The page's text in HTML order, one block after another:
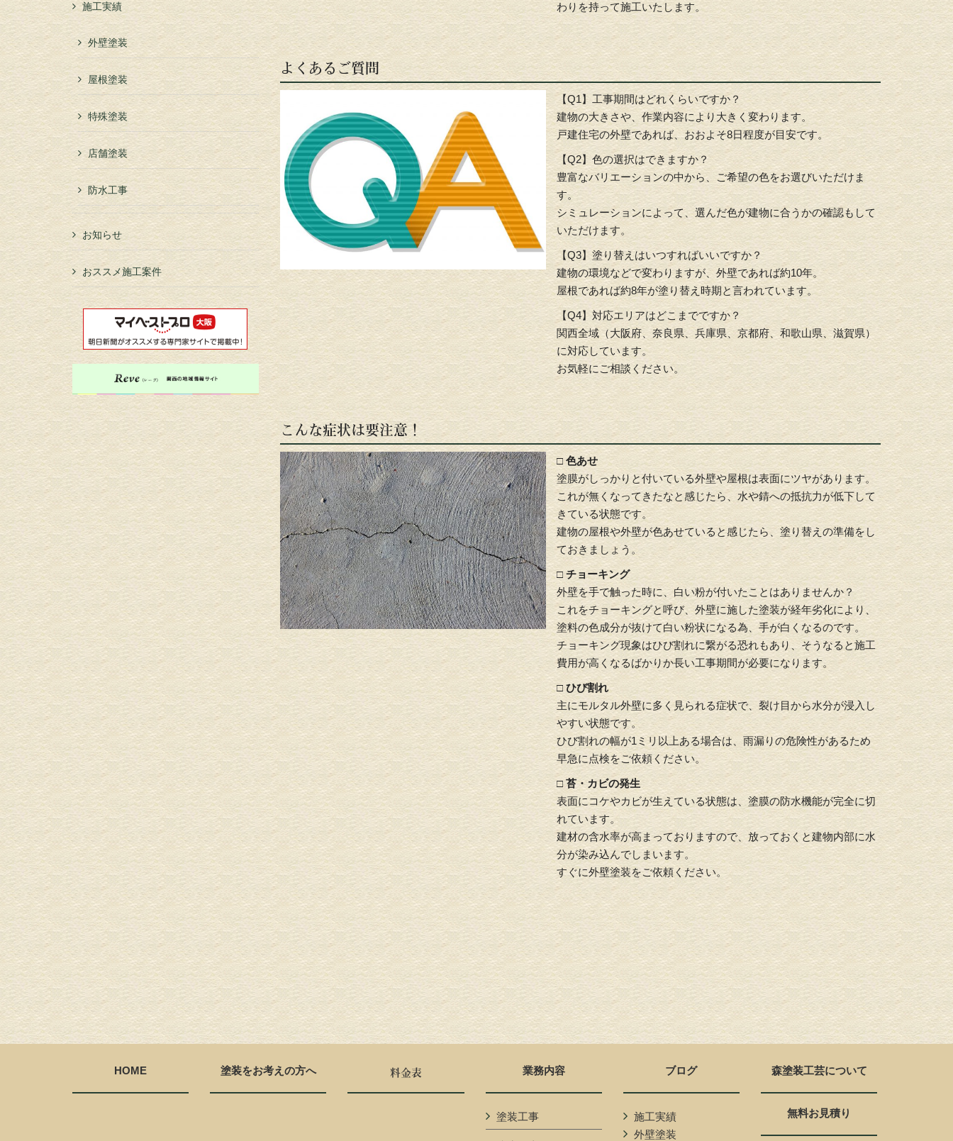
わりを持って施工いたします。
よくあるご質問
【Q1】工事期間はどれくらいですか？
建物の大きさや、作業内容により大きく変わります。
戸建住宅の外壁であれば、おおよそ8日程度が目安です。
【Q2】色の選択はできますか？
豊富なバリエーションの中から、ご希望の色をお選びいただけま
す。
シミュレーションによって、選んだ色が建物に合うかの確認もして
いただけます。
【Q3】塗り替えはいつすればいいですか？
建物の環境などで変わりますが、外壁であれば約10年。
屋根であれば約8年が塗り替え時期と言われています。
【Q4】対応エリアはどこまでですか？
関西全域（大阪府、奈良県、兵庫県、京都府、和歌山県、滋賀県）
に対応しています。
お気軽にご相談ください。
こんな症状は要注意！
□ 色あせ
塗膜がしっかりと付いている外壁や屋根は表面にツヤがあります。
これが無くなってきたなと感じたら、水や錆への抵抗力が低下して
きている状態です。
建物の屋根や外壁が色あせていると感じたら、塗り替えの準備をし
ておきましょう。
□ チョーキング
外壁を手で触った時に、白い粉が付いたことはありませんか？
これをチョーキングと呼び、外壁に施した塗装が経年劣化により、
塗料の色成分が抜けて白い粉状になる為、手が白くなるのです。
チョーキング現象はひび割れに繋がる恐れもあり、そうなると施工
費用が高くなるばかりか長い工事期間が必要になります。
□ ひび割れ
主にモルタル外壁に多く見られる症状で、裂け目から水分が浸入し
やすい状態です。
ひび割れの幅が1ミリ以上ある場合は、雨漏りの危険性があるため
早急に点検をご依頼ください。
□ 苔・カビの発生
表面にコケやカビが生えている状態は、塗膜の防水機能が完全に切
れています。
建材の含水率が高まっておりますので、放っておくと建物内部に水
分が染み込んでしまいます。
すぐに外壁塗装をご依頼ください。
施工実績
外壁塗装
屋根塗装
特殊塗装
店舗塗装
防水工事
お知らせ
おススメ施工案件
HOME 塗装をお考えの方へ 料金表 業務内容
塗装工事
ブログ
施工実績
外壁塗装
森塗装工芸について
無料お見積り